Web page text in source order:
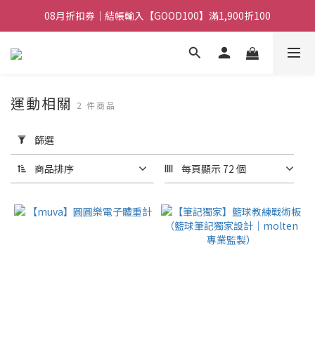
08月折扣券｜結帳輸入【GOOD100】滿1,900折100
08月折扣券｜結帳輸入【GOOD100】滿1,900折100
08月折扣券｜結帳輸入【GOOD250】滿2,500折200
用
篩
選
(0/20)
價格
運動相關 2 件商品
篩選
商品排序 每頁顯示 72 個